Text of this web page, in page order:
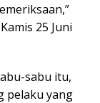
25 Juni
sabu itu,
pelaku yang